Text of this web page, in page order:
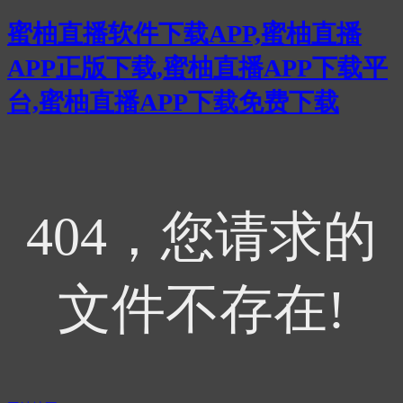
蜜柚直播软件下载APP,蜜柚直播
APP正版下载,蜜柚直播APP下载平
台,蜜柚直播APP下载免费下载
404，您请求的
文件不存在!